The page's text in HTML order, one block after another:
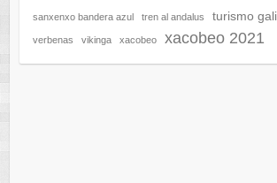
sanxenxo bandera azul tren al andalus turismo
verbenas vikinga xacobeo xacobeo 2021